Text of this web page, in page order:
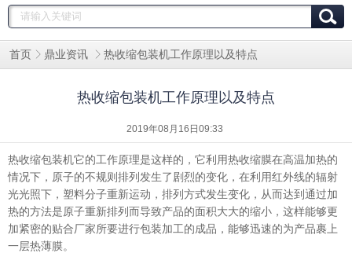
首页 鼎业资讯 热收缩包装机工作原理以及特点
热收缩包装机工作原理以及特点
2019年08月16日09:33
热收缩包装机它的工作原理是这样的，它利用热收缩膜在高温加热的
情况下，原子的不规则排列发生了剧烈的变化，在利用红外线的辐射
光光照下，塑料分子重新运动，排列方式发生变化，从而达到通过加
热的方法是原子重新排列而导致产品的面积大大的缩小，这样能够更
加紧密的贴合厂家所要进行包装加工的成品，能够迅速的为产品裹上
一层热薄膜。